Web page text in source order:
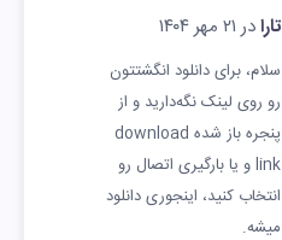
تارادر ۲۱ مهر ۱۴۰۴
سلام، برای دانلود انگشتتون
رو روی لینک نگه‌دارید و از
پنجره باز شده download
link و یا بارگیری اتصال رو
انتخاب کنید، اینجوری دانلود
میشه.